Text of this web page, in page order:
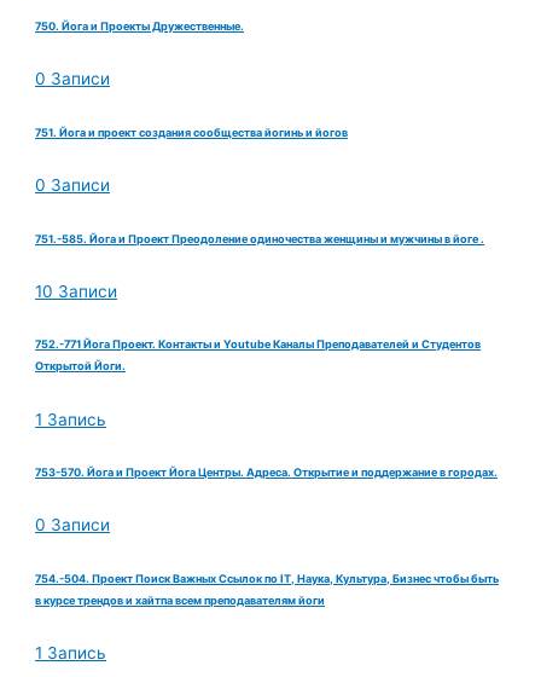
750. Йога и Проекты Дружественные.
0 Записи
751. Йога и проект создания сообщества йогинь и йогов
0 Записи
751.-585. Йога и Проект Преодоление одиночества женщины и мужчины в йоге .
10 Записи
752.-771 Йога Проект. Контакты и Youtube Каналы Преподавателей и Студентов
Открытой Йоги.
1 Запись
753-570. Йога и Проект Йога Центры. Адреса. Открытие и поддержание в городах.
0 Записи
754.-504. Проект Поиск Важных Ссылок по IT, Наука, Культура, Бизнес чтобы быть
в курсе трендов и хайтпа всем преподавателям йоги
1 Запись